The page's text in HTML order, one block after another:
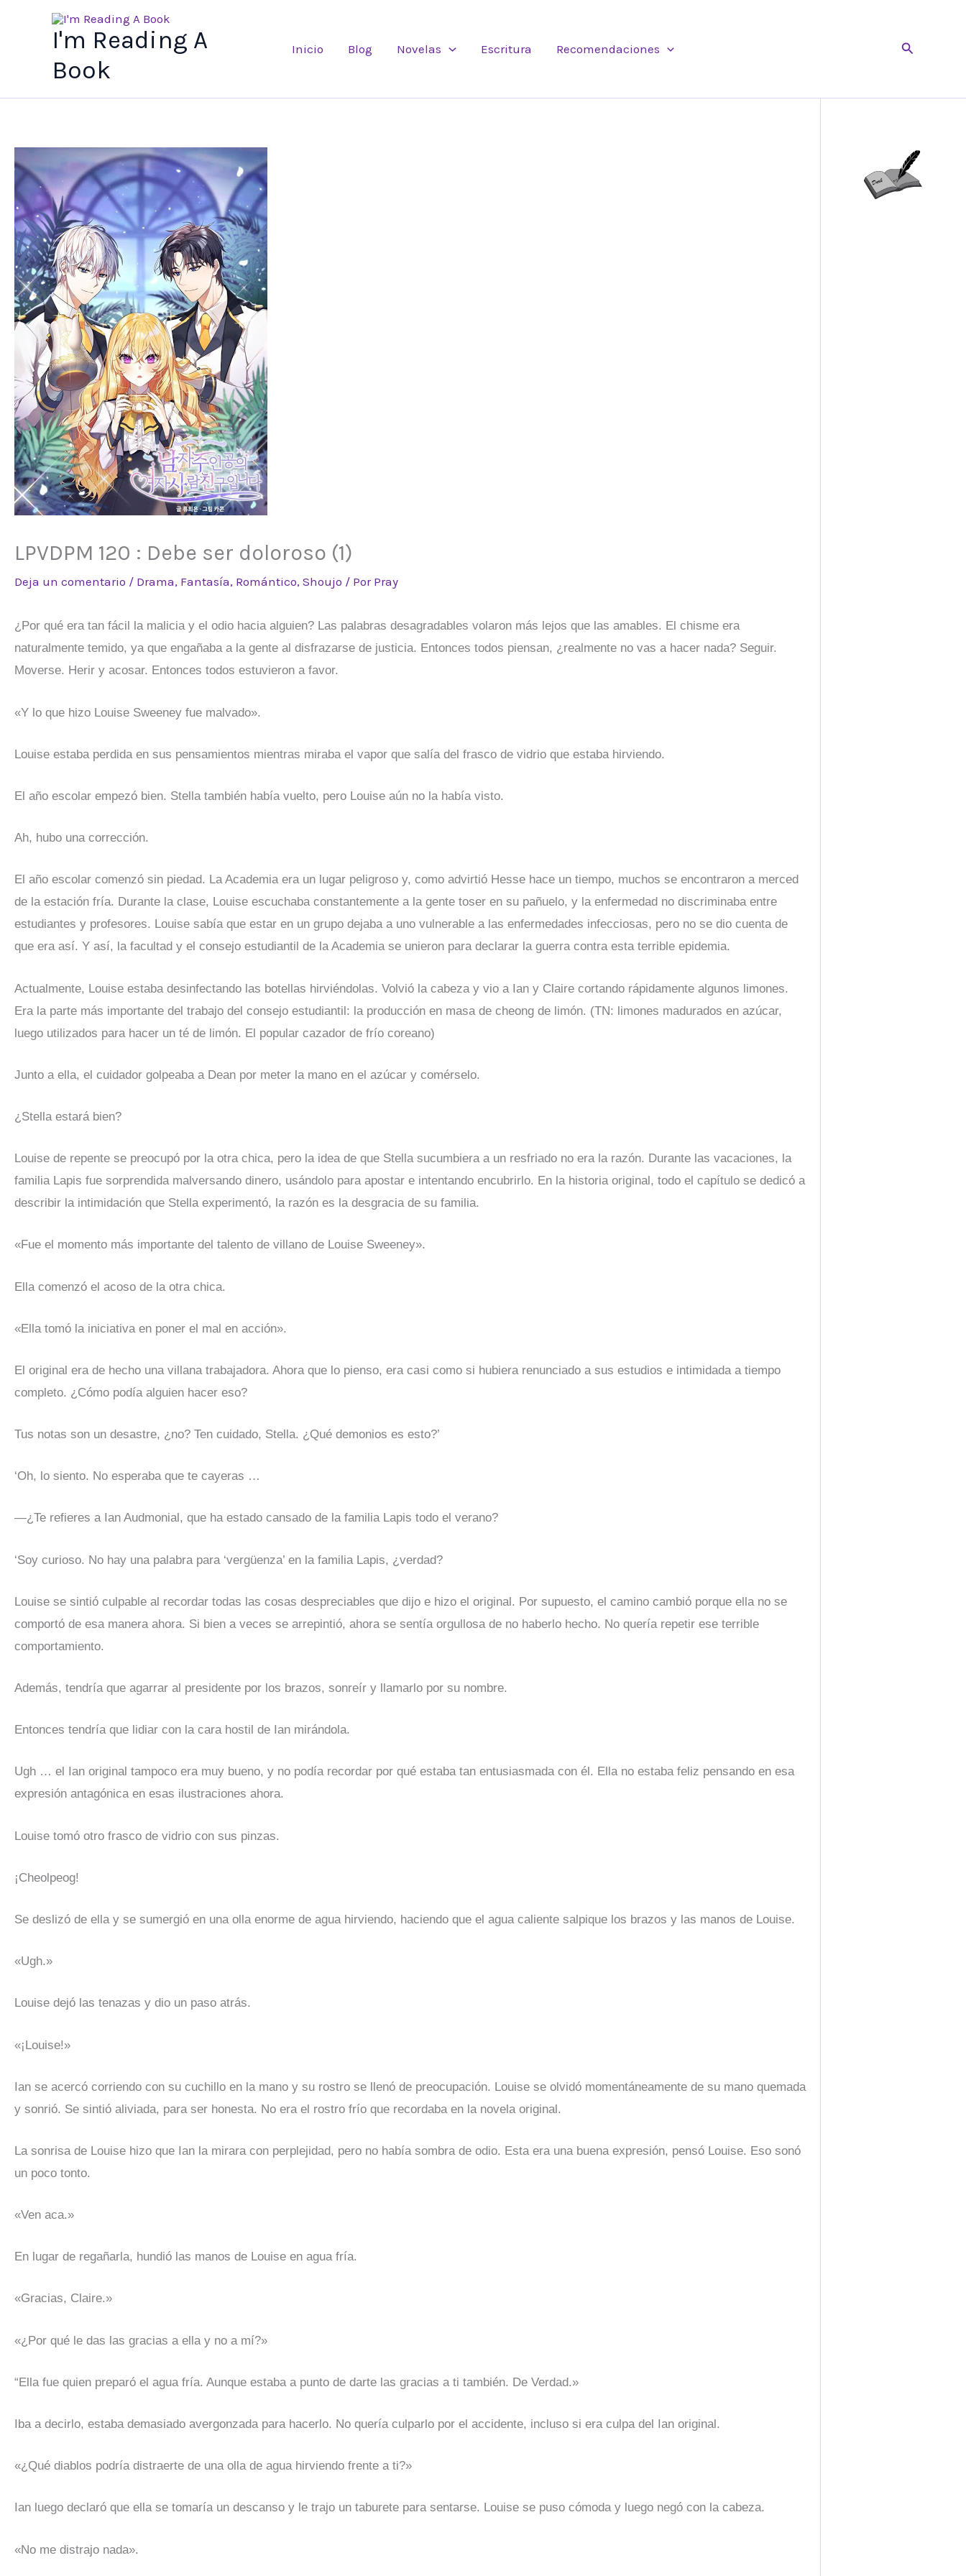
I'm Reading A
Book
Inicio Blog Novelas Escritura Recomendaciones Buscar
LPVDPM 120 : Debe ser doloroso (1)
Deja un comentario / Drama, Fantasía, Romántico, Shoujo / Por Pray
¿Por qué era tan fácil la malicia y el odio hacia alguien? Las palabras desagradables volaron más lejos que las amables. El chisme era
naturalmente temido, ya que engañaba a la gente al disfrazarse de justicia. Entonces todos piensan, ¿realmente no vas a hacer nada? Seguir.
Moverse. Herir y acosar. Entonces todos estuvieron a favor.
«Y lo que hizo Louise Sweeney fue malvado».
Louise estaba perdida en sus pensamientos mientras miraba el vapor que salía del frasco de vidrio que estaba hirviendo.
El año escolar empezó bien. Stella también había vuelto, pero Louise aún no la había visto.
Ah, hubo una corrección.
El año escolar comenzó sin piedad. La Academia era un lugar peligroso y, como advirtió Hesse hace un tiempo, muchos se encontraron a merced
de la estación fría. Durante la clase, Louise escuchaba constantemente a la gente toser en su pañuelo, y la enfermedad no discriminaba entre
estudiantes y profesores. Louise sabía que estar en un grupo dejaba a uno vulnerable a las enfermedades infecciosas, pero no se dio cuenta de
que era así. Y así, la facultad y el consejo estudiantil de la Academia se unieron para declarar la guerra contra esta terrible epidemia.
Actualmente, Louise estaba desinfectando las botellas hirviéndolas. Volvió la cabeza y vio a Ian y Claire cortando rápidamente algunos limones.
Era la parte más importante del trabajo del consejo estudiantil: la producción en masa de cheong de limón. (TN: limones madurados en azúcar,
luego utilizados para hacer un té de limón. El popular cazador de frío coreano)
Junto a ella, el cuidador golpeaba a Dean por meter la mano en el azúcar y comérselo.
¿Stella estará bien?
Louise de repente se preocupó por la otra chica, pero la idea de que Stella sucumbiera a un resfriado no era la razón. Durante las vacaciones, la
familia Lapis fue sorprendida malversando dinero, usándolo para apostar e intentando encubrirlo. En la historia original, todo el capítulo se dedicó a
describir la intimidación que Stella experimentó, la razón es la desgracia de su familia.
«Fue el momento más importante del talento de villano de Louise Sweeney».
Ella comenzó el acoso de la otra chica.
«Ella tomó la iniciativa en poner el mal en acción».
El original era de hecho una villana trabajadora. Ahora que lo pienso, era casi como si hubiera renunciado a sus estudios e intimidada a tiempo
completo. ¿Cómo podía alguien hacer eso?
Tus notas son un desastre, ¿no? Ten cuidado, Stella. ¿Qué demonios es esto?’
‘Oh, lo siento. No esperaba que te cayeras …
—¿Te refieres a Ian Audmonial, que ha estado cansado de la familia Lapis todo el verano?
‘Soy curioso. No hay una palabra para ‘vergüenza’ en la familia Lapis, ¿verdad?
Louise se sintió culpable al recordar todas las cosas despreciables que dijo e hizo el original. Por supuesto, el camino cambió porque ella no se
comportó de esa manera ahora. Si bien a veces se arrepintió, ahora se sentía orgullosa de no haberlo hecho. No quería repetir ese terrible
comportamiento.
Además, tendría que agarrar al presidente por los brazos, sonreír y llamarlo por su nombre.
Entonces tendría que lidiar con la cara hostil de Ian mirándola.
Ugh … el Ian original tampoco era muy bueno, y no podía recordar por qué estaba tan entusiasmada con él. Ella no estaba feliz pensando en esa
expresión antagónica en esas ilustraciones ahora.
Louise tomó otro frasco de vidrio con sus pinzas.
¡Cheolpeog!
Se deslizó de ella y se sumergió en una olla enorme de agua hirviendo, haciendo que el agua caliente salpique los brazos y las manos de Louise.
«Ugh.»
Louise dejó las tenazas y dio un paso atrás.
«¡Louise!»
Ian se acercó corriendo con su cuchillo en la mano y su rostro se llenó de preocupación. Louise se olvidó momentáneamente de su mano quemada
y sonrió. Se sintió aliviada, para ser honesta. No era el rostro frío que recordaba en la novela original.
La sonrisa de Louise hizo que Ian la mirara con perplejidad, pero no había sombra de odio. Esta era una buena expresión, pensó Louise. Eso sonó
un poco tonto.
«Ven aca.»
En lugar de regañarla, hundió las manos de Louise en agua fría.
«Gracias, Claire.»
«¿Por qué le das las gracias a ella y no a mí?»
“Ella fue quien preparó el agua fría. Aunque estaba a punto de darte las gracias a ti también. De Verdad.»
Iba a decirlo, estaba demasiado avergonzada para hacerlo. No quería culparlo por el accidente, incluso si era culpa del Ian original.
«¿Qué diablos podría distraerte de una olla de agua hirviendo frente a ti?»
Ian luego declaró que ella se tomaría un descanso y le trajo un taburete para sentarse. Louise se puso cómoda y luego negó con la cabeza.
«No me distrajo nada».